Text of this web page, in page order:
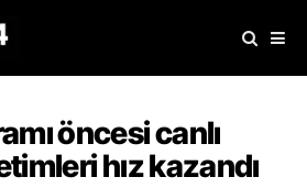
öncesi canlı
hız kazandı